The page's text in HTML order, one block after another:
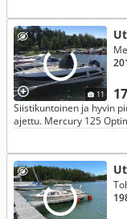
11
Siistikuntoinen ja hyvin
ajettu. Mercury 125